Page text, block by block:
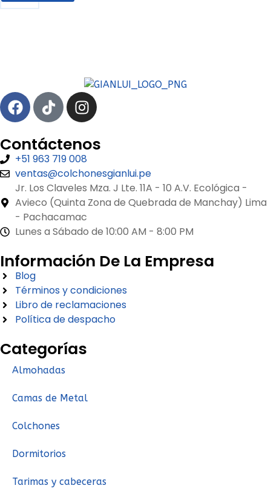
Contáctenos
+51 963 719 008
ventas@colchonesgianlui.pe
Jr. Los Claveles Mza. J Lte. 11A - 10 A.V. Ecológica -
Avieco (Quinta Zona de Quebrada de Manchay) Lima
- Pachacamac
Lunes a Sábado de 10:00 AM - 8:00 PM
Información De La Empresa
Blog
Términos y condiciones
Libro de reclamaciones
Política de despacho
Categorías
Almohadas
Camas de Metal
Colchones
Dormitorios
Tarimas y cabeceras